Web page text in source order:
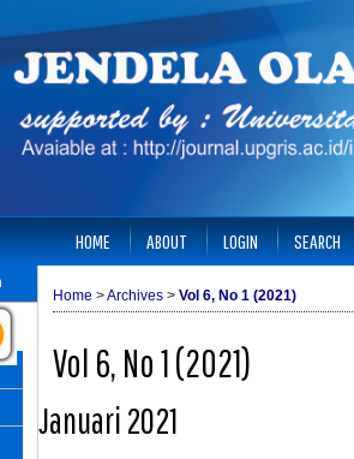
HOME ABOUT LOGIN SEARCH
Home >Archives > Vol 6, No 1 (2021)
Vol 6, No 1 (2021)
Januari 2021